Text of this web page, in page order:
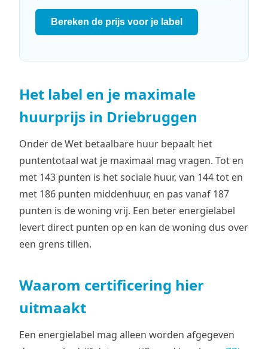
Bereken de prijs voor je label
Het label en je maximale
huurprijs in Driebruggen
Onder de Wet betaalbare huur bepaalt het
puntentotaal wat je maximaal mag vragen. Tot en
met 143 punten is het sociale huur, van 144 tot en
met 186 punten middenhuur, en pas vanaf 187
punten is de woning vrij. Een beter energielabel
levert direct punten op en kan de woning dus over
een grens tillen.
Waarom certificering hier
uitmaakt
Een energielabel mag alleen worden afgegeven